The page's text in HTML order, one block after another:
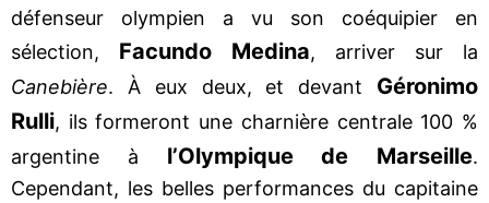
défenseur olympien a vu son coéquipier en
sélection, Facundo Medina, arriver sur la
Canebière. À eux deux, et devant Géronimo
Rulli, ils formeront une charnière centrale 100 %
argentine à l’Olympique de Marseille.
Cependant, les belles performances du capitaine